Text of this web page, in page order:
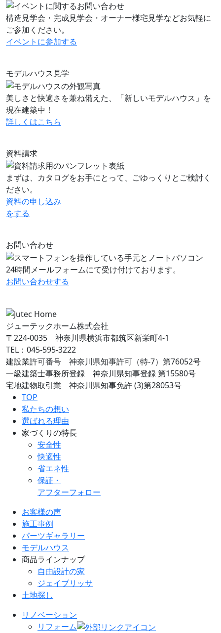
構造見学会・完成見学会・オーナー様宅見学などお気軽に
ご参加ください。
イベントに参加する
モデルハウス見学
美しさと快適さを兼ね備えた、「新しいモデルハウス」を
現在建築中！
詳しくはこちら
資料請求
まずは、カタログをお手にとって、ごゆっくりとご検討く
ださい。
資料の申し込み
をする
お問い合わせ
24時間メールフォームにて受け付けております。
お問い合わせする
ジューテックホーム株式会社
〒224-0035 神奈川県横浜市都筑区新栄町4-1
TEL：045-595-3222
建設業許可番号 神奈川県知事許可（特-7）第76052号
一級建築士事務所登録 神奈川県知事登録 第15580号
宅地建物取引業 神奈川県知事免許 (3)第28053号
TOP
私たちの想い
選ばれる理由
家づくりの特長
安全性
快適性
省エネ性
保証・
アフターフォロー
お客様の声
施工事例
パーツギャラリー
モデルハウス
商品ラインナップ
自由設計の家
ジェイブリッサ
土地探し
リノベーション
リフォーム